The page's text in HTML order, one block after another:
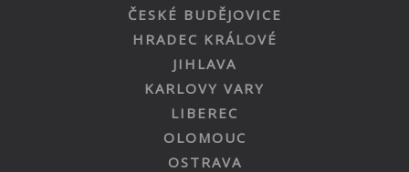
ČESKÉ BUDĚJOVICE
HRADEC KRÁLOVÉ
JIHLAVA
KARLOVY VARY
LIBEREC
OLOMOUC
OSTRAVA